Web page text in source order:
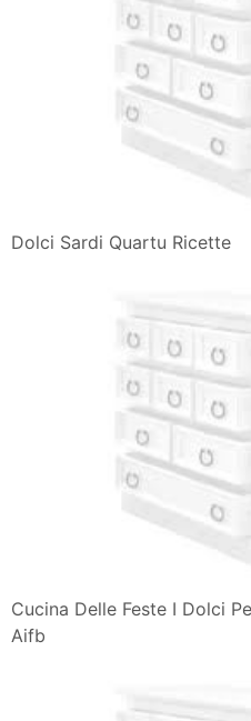
Dolci Sardi Quartu Ricette
Cucina Delle Feste I Dolci
Aifb